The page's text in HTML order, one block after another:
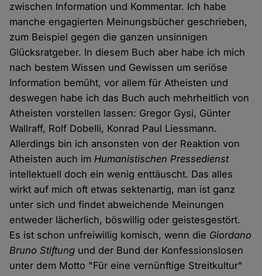
zwischen Information und Kommentar. Ich habe
manche engagierten Meinungsbücher geschrieben,
zum Beispiel gegen die ganzen unsinnigen
Glücksratgeber. In diesem Buch aber habe ich mich
nach bestem Wissen und Gewissen um seriöse
Information bemüht, vor allem für Atheisten und
deswegen habe ich das Buch auch mehrheitlich von
Atheisten vorstellen lassen: Gregor Gysi, Günter
Wallraff, Rolf Dobelli, Konrad Paul Liessmann.
Allerdings bin ich ansonsten von der Reaktion von
Atheisten auch imHumanistischen Pressedienst
intellektuell doch ein wenig enttäuscht. Das alles
wirkt auf mich oft etwas sektenartig, man ist ganz
unter sich und findet abweichende Meinungen
entweder lächerlich, böswillig oder geistesgestört.
Es ist schon unfreiwillig komisch, wenn die Giordano
Bruno Stiftung und der Bund der Konfessionslosen
unter dem Motto "Für eine vernünftige Streitkultur"